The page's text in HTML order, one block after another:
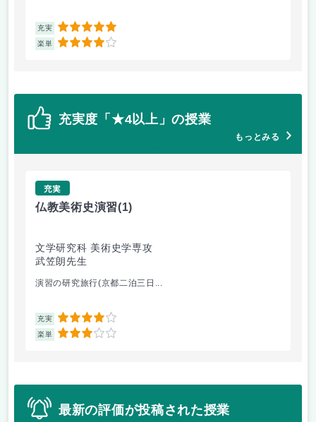
充実 5
楽単 4
充実度「★4以上」の授業
もっとみる
充実
仏教美術史演習(1)
文学研究科 美術史学専攻
武笠朗先生
演習の研究旅行(京都二泊三日...
充実 4
楽単 3
最新の評価が投稿された授業